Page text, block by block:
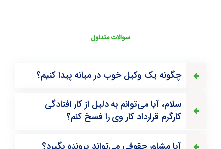
سوالات متداول
چگونه یک وکیل خوب در میانه پیدا کنیم؟
سلام، آیا می‌توانم به دلیل از کار افتادگی
کارگرم قرارداد کار وی را فسخ کنم؟
آیا مشاور حقوقی می‌تواند پرونده بگیرد؟